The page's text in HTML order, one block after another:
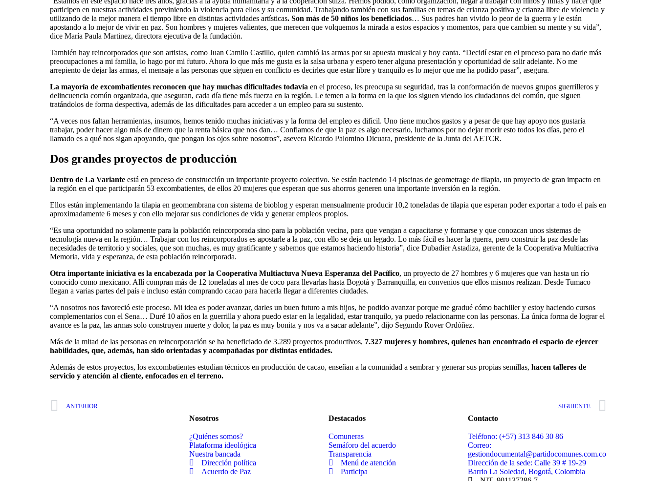
participen en nuestras actividades previniendo la violencia para ellos y su comunidad. Trabajando también con sus familias en temas de crianza positiva y crianza libre de violencia y
utilizando de la mejor manera el tiempo libre en distintas actividades artísticas. Son más de 50 niños los beneficiados… Sus padres han vivido lo peor de la guerra y le están
apostando a lo mejor de vivir en paz. Son hombres y mujeres valientes, que merecen que volquemos la mirada a estos espacios y momentos, para que cambien su mente y su vida”,
dice María Paula Martinez, directora ejecutiva de la fundación.
También hay reincorporados que son artistas, como Juan Camilo Castillo, quien cambió las armas por su apuesta musical y hoy canta. “Decidí estar en el proceso para no darle más
preocupaciones a mi familia, lo hago por mi futuro. Ahora lo que más me gusta es la salsa urbana y espero tener alguna presentación y oportunidad de salir adelante. No me
arrepiento de dejar las armas, el mensaje a las personas que siguen en conflicto es decirles que estar libre y tranquilo es lo mejor que me ha podido pasar”, asegura.
La mayoría de excombatientes reconocen que hay muchas dificultades todavía en el proceso, les preocupa su seguridad, tras la conformación de nuevos grupos guerrilleros y
delincuencia común organizada, que aseguran, cada día tiene más fuerza en la región. Le temen a la forma en la que los siguen viendo los ciudadanos del común, que siguen
tratándolos de forma despectiva, además de las dificultades para acceder a un empleo para su sustento.
“A veces nos faltan herramientas, insumos, hemos tenido muchas iniciativas y la forma del empleo es difícil. Uno tiene muchos gastos y a pesar de que hay apoyo nos gustaría
trabajar, poder hacer algo más de dinero que la renta básica que nos dan… Confiamos de que la paz es algo necesario, luchamos por no dejar morir esto todos los días, pero el
llamado es a qué nos sigan apoyando, que pongan los ojos sobre nosotros”, asevera Ricardo Palomino Dicuara, presidente de la Junta del AETCR.
Dos grandes proyectos de producción
Dentro de La Variante está en proceso de construcción un importante proyecto colectivo. Se están haciendo 14 piscinas de geometrage de tilapia, un proyecto de gran impacto en
la región en el que participarán 53 excombatientes, de ellos 20 mujeres que esperan que sus ahorros generen una importante inversión en la región.
Ellos están implementando la tilapia en geomembrana con sistema de bioblog y esperan mensualmente producir 10,2 toneladas de tilapia que esperan poder exportar a todo el país en
aproximadamente 6 meses y con ello mejorar sus condiciones de vida y generar empleos propios.
“Es una oportunidad no solamente para la población reincorporada sino para la población vecina, para que vengan a capacitarse y formarse y que conozcan unos sistemas de
tecnología nueva en la región… Trabajar con los reincorporados es apostarle a la paz, con ello se deja un legado. Lo más fácil es hacer la guerra, pero construir la paz desde las
necesidades de territorio y sociales, que son muchas, es muy gratificante y sabemos que estamos haciendo historia”, dice Dubadier Astadiza, gerente de la Cooperativa Multiacriva
Memoria, vida y esperanza, de esta población reincorporada.
Otra importante iniciativa es la encabezada por la Cooperativa Multiactuva Nueva Esperanza del Pacífico, un proyecto de 27 hombres y 6 mujeres que van hasta un río
conocido como mexicano. Allí compran más de 12 toneladas al mes de coco para llevarlas hasta Bogotá y Barranquilla, en convenios que ellos mismos realizan. Desde Tumaco
llegan a varias partes del país e incluso están comprando cacao para hacerla llegar a diferentes ciudades.
“A nosotros nos favoreció este proceso. Mi idea es poder avanzar, darles un buen futuro a mis hijos, he podido avanzar porque me gradué cómo bachiller y estoy haciendo cursos
complementarios con el Sena… Duré 10 años en la guerrilla y ahora puedo estar en la legalidad, estar tranquilo, ya puedo relacionarme con las personas. La única forma de lograr el
avance es la paz, las armas solo construyen muerte y dolor, la paz es muy bonita y nos va a sacar adelante”, dijo Segundo Rover Ordóñez.
Más de la mitad de las personas en reincorporación se ha beneficiado de 3.289 proyectos productivos, 7.327 mujeres y hombres, quienes han encontrado el espacio de ejercer
habilidades, que, además, han sido orientadas y acompañadas por distintas entidades.
Además de estos proyectos, los excombatientes estudian técnicos en producción de cacao, enseñan a la comunidad a sembrar y generar sus propias semillas, hacen talleres de
servicio y atención al cliente, enfocados en el terreno.
ANTERIOR SIGUIENTE
Nosotros
¿Quiénes somos?
Plataforma ideológica
Nuestra bancada
Dirección política
Acuerdo de Paz
Destacados
Comuneras
Semáforo del acuerdo
Transparencia
Menú de atención
Participa
Contacto
Teléfono: (+57) 313 846 30 86
Correo:
gestiondocumental@partidocomunes.com.co
Dirección de la sede: Calle 39 # 19-29
Barrio La Soledad, Bogotá, Colombia